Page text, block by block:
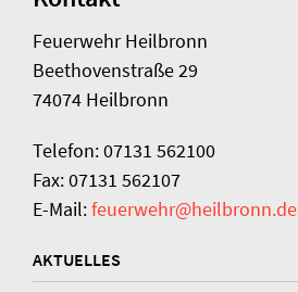
Feuerwehr Heilbronn
Beethovenstraße 29
74074 Heilbronn
Telefon: 07131 562100
Fax: 07131 562107
E-Mail:feuerwehr@heilbronn.de
AKTUELLES